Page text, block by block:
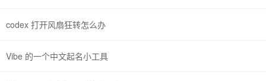
codex 打开风扇狂转怎么办
Vibe 的一个中文起名小工具